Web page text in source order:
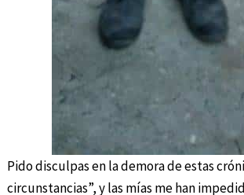
Pido disculpas en la demora de estas
circunstancias”, y las mías me han